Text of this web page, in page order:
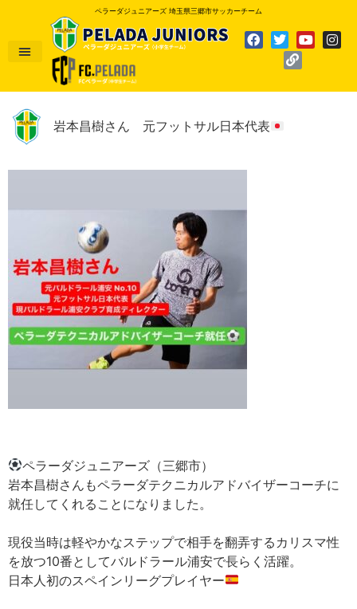
ペラーダジュニアーズ 埼玉県三郷市サッカーチーム
岩本昌樹さん 元フットサル日本代表
ペラーダジュニアーズ（三郷市）
岩本昌樹さんもペラーダテクニカルアドバイザーコーチに
就任してくれることになりました。
現役当時は軽やかなステップで相手を翻弄するカリスマ性
を放つ10番としてバルドラール浦安で長らく活躍。
日本人初のスペインリーグプレイヤー